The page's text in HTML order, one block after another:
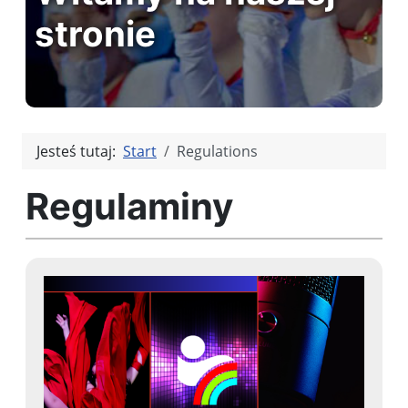
stronie
Jesteś tutaj: Start Regulations
Regulaminy